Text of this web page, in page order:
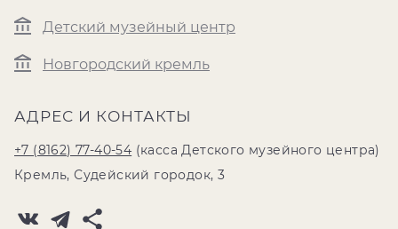
Детский музейный центр
Новгородский кремль
АДРЕС И КОНТАКТЫ
+7 (8162) 77-40-54 (касса Детского музейного центра)
Кремль, Судейский городок, 3